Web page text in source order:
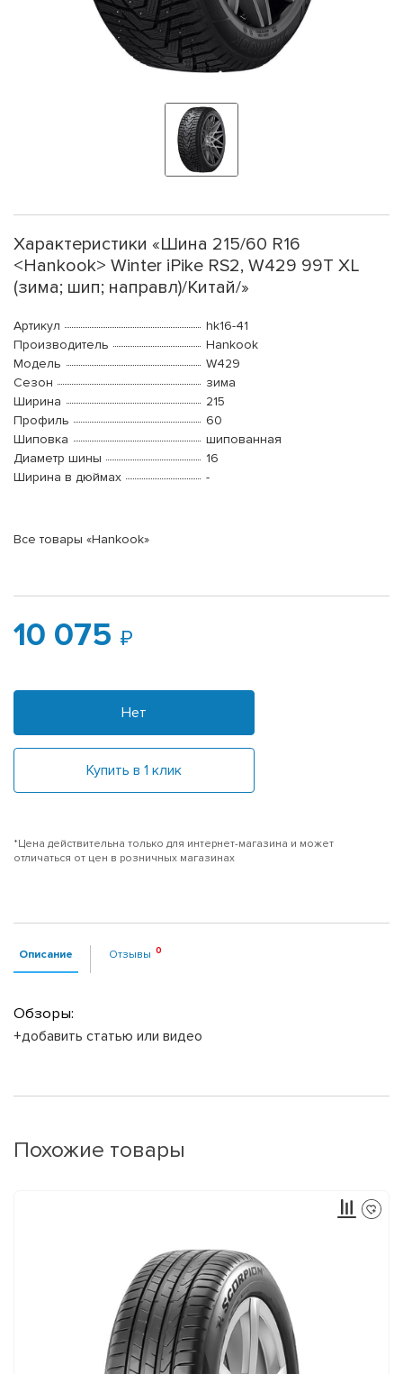
Характеристики «Шина 215/60 R16
<Hankook> Winter iPike RS2, W429 99T XL
(зима; шип; направл)/Китай/»
Артикул
hk16-41
Производитель
Hankook
Модель
W429
Сезон
зима
Ширина
215
Профиль
60
Шиповка
шипованная
Диаметр шины
16
Ширина в дюймах
-
Все товары «Hankook»
10 075
Нет
Купить в 1 клик
*Цена действительна только для интернет-магазина и может
отличаться от цен в розничных магазинах
Описание Отзывы
Обзоры:
+добавить статью или видео
Похожие товары